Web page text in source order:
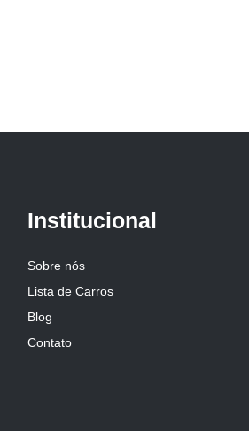
Institucional
Sobre nós
Lista de Carros
Blog
Contato